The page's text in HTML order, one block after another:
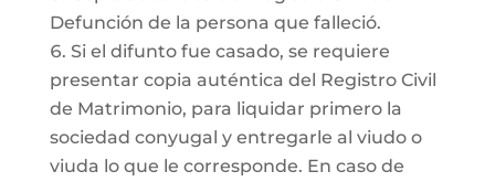
Defunción de la persona que falleció.
Si el difunto fue casado, se requiere
presentar copia auténtica del Registro Civil
de Matrimonio, para liquidar primero la
sociedad conyugal y entregarle al viudo o
viuda lo que le corresponde. En caso de